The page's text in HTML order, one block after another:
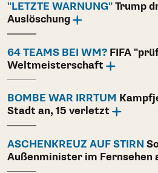
"LETZTE WARNUNG" Trump
Auslöschung
64 TEAMS BEI WM? FIFA
Weltmeisterschaft
BOMBE WAR IRRTUM
Stadt an, 15 verletzt
ASCHENKREUZ AUF STIRN
Außenminister im Fernsehen